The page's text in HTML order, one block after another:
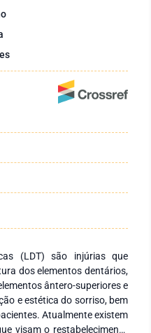
(LDT) são injúrias que
dos elementos dentários,
ântero-superiores e
e estética do sorriso, bem
Atualmente existem
visam o restabelecimento